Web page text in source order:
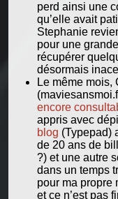
perd ainsi une
qu’elle avait
Stephanie
pour une
récupérer
désormais
Le même mois,
encore
appris avec
blog (Typepad)
de 20 ans de
?) et une autre
dans un temps
pour ma propre
et ce n’est pas